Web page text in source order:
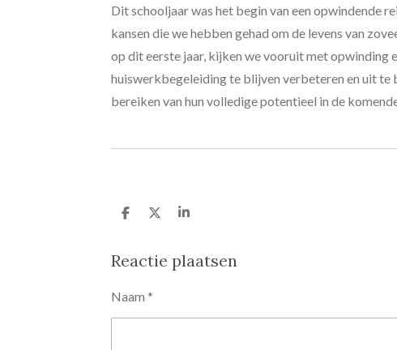
Dit schooljaar was het begin van een opwindende
kansen die we hebben gehad om de levens van
op dit eerste jaar, kijken we vooruit met opwinding
huiswerkbegeleiding te blijven verbeteren en uit te
bereiken van hun volledige potentieel in de
D
e
n
D
l
S
r
e
Reactie plaatsen
Naam *